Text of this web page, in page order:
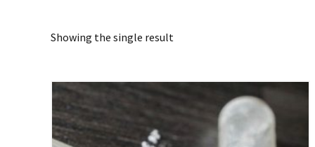
Showing the single result